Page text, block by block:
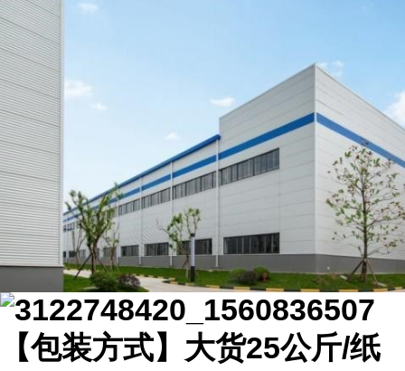
【包装方式】大货25公斤/纸